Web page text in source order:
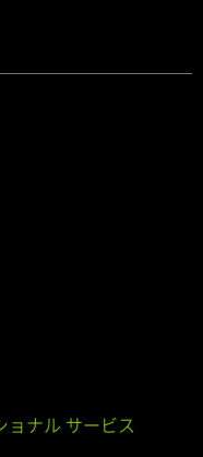
ョナル サービス